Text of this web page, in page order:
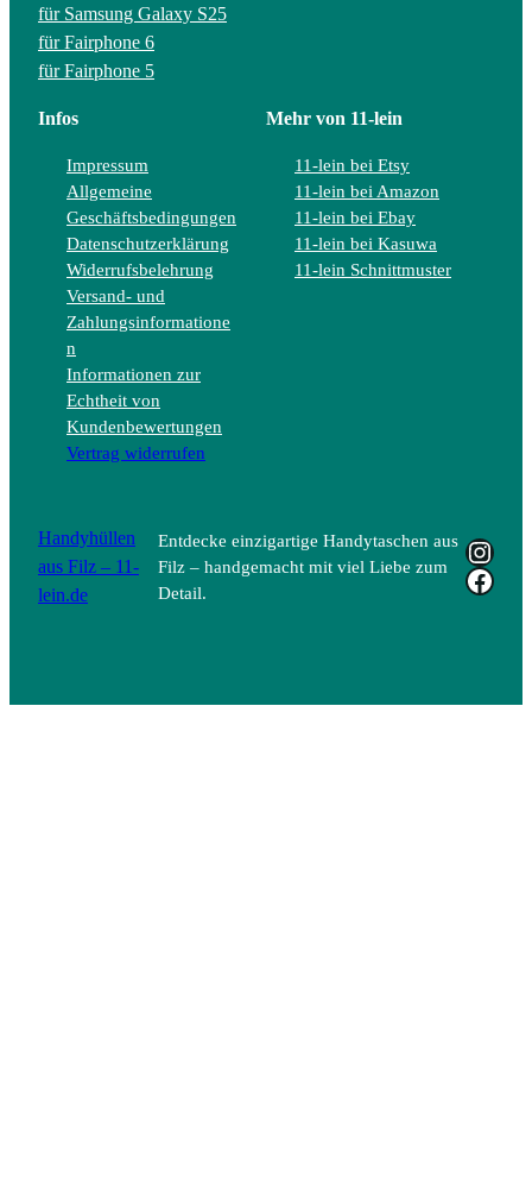
für Samsung Galaxy S25
für Fairphone 6
für Fairphone 5
Infos
Impressum
Allgemeine
Geschäftsbedingungen
Datenschutzerklärung
Widerrufsbelehrung
Versand- und
Zahlungsinformatione
n
Informationen zur
Echtheit von
Kundenbewertungen
Vertrag widerrufen
Mehr von 11-lein
11-lein bei Etsy
11-lein bei Amazon
11-lein bei Ebay
11-lein bei Kasuwa
11-lein Schnittmuster
Handyhüllen
aus Filz – 11-
lein.de
Entdecke einzigartige Handytaschen aus
Filz – handgemacht mit viel Liebe zum
Detail.